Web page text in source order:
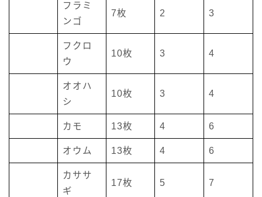
フラミ
ンゴ
7枚 2 3
フクロ
ウ
10枚 3 4
オオハ
シ
10枚 3 4
カモ 13枚 4 6
オウム 13枚 4 6
カササ
ギ
17枚 5 7